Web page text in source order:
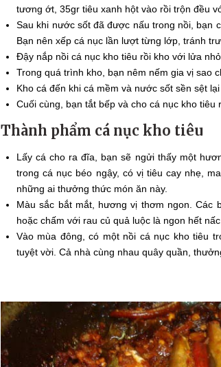
tương ớt, 35gr tiêu xanh hột vào rồi trộn đều
Sau khi nước sốt đã được nấu trong nồi, bạn
Bạn nên xếp cá nục lần lượt từng lớp, tránh
Đậy nắp nồi cá nục kho tiêu rồi kho với lửa
Trong quá trình kho, bạn nêm nếm gia vị sao
Kho cá đến khi cá mềm và nước sốt sền sệt lại
Cuối cùng, bạn tắt bếp và cho cá nục kho tiêu
Thành phẩm cá nục kho tiêu
Lấy cá cho ra đĩa, bạn sẽ ngửi thấy một
trong cá nục béo ngậy, có vị tiêu cay nhẹ,
những ai thưởng thức món ăn này.
Màu sắc bắt mắt, hương vị thơm ngon. Các
hoặc chấm với rau củ quả luộc là ngon hết nấc.
Vào mùa đông, có một nồi cá nục kho tiêu
tuyệt vời. Cả nhà cùng nhau quây quần,